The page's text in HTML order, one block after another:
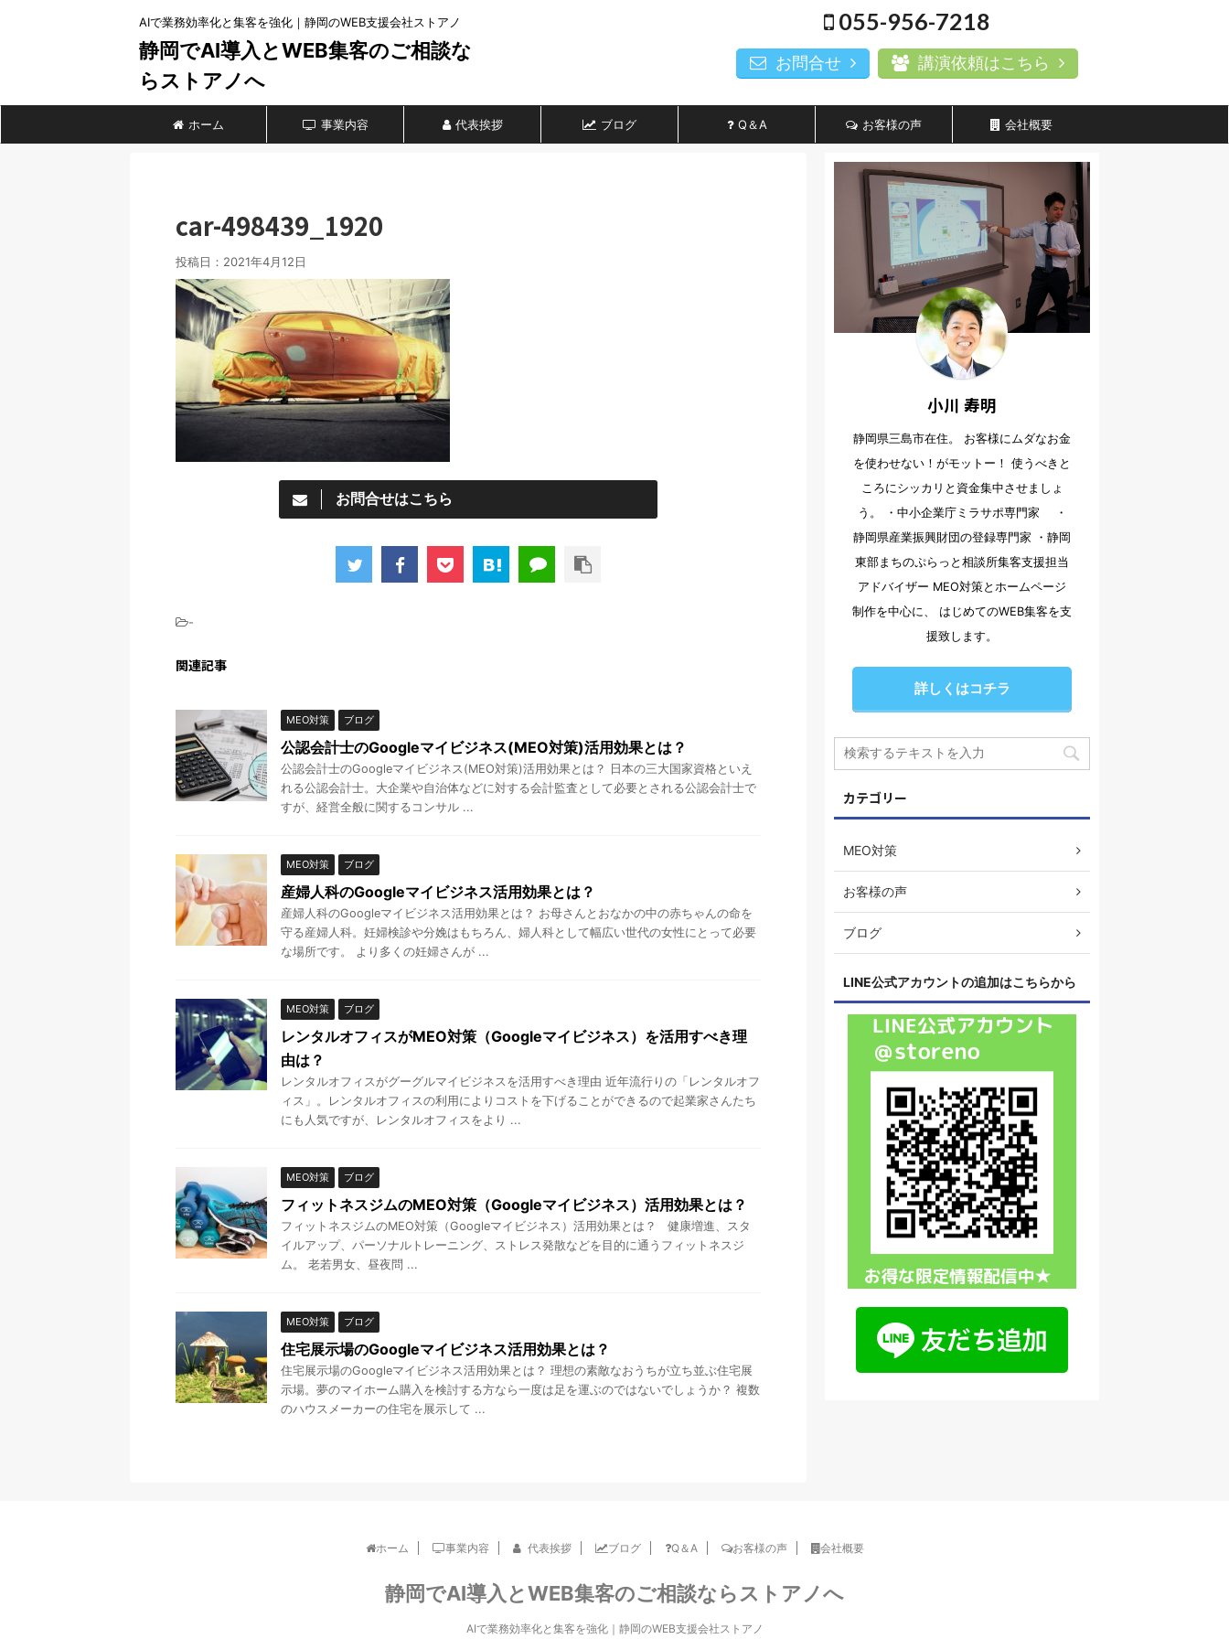
AIで業務効率化と集客を強化｜静岡のWEB支援会社ストアノ
静岡でAI導入とWEB集客のご相談な
らストアノへ
055-956-7218
お問合せ 講演依頼はこちら
ホーム 事業内容 代表挨拶 ブログ Q＆A お客様の声 会社概要
car-498439_1920
投稿日： 2021年4月12日
お問合せはこちら
-
関連記事
MEO対策 ブログ
公認会計士のGoogleマイビジネス(MEO対策)活用効果とは？
公認会計士のGoogleマイビジネス(MEO対策)活用効果とは？ 日本の三大国家資格といえ
れる公認会計士。大企業や自治体などに対する会計監査として必要とされる公認会計士で
すが、経営全般に関するコンサル ...
MEO対策 ブログ
産婦人科のGoogleマイビジネス活用効果とは？
産婦人科のGoogleマイビジネス活用効果とは？ お母さんとおなかの中の赤ちゃんの命を
守る産婦人科。妊婦検診や分娩はもちろん、婦人科として幅広い世代の女性にとって必要
な場所です。 より多くの妊婦さんが ...
MEO対策 ブログ
レンタルオフィスがMEO対策（Googleマイビジネス）を活用すべき理
由は？
レンタルオフィスがグーグルマイビジネスを活用すべき理由 近年流行りの「レンタルオフ
ィス」。レンタルオフィスの利用によりコストを下げることができるので起業家さんたち
にも人気ですが、レンタルオフィスをより ...
MEO対策 ブログ
フィットネスジムのMEO対策（Googleマイビジネス）活用効果とは？
フィットネスジムのMEO対策（Googleマイビジネス）活用効果とは？ 健康増進、スタ
イルアップ、パーソナルトレーニング、ストレス発散などを目的に通うフィットネスジ
ム。 老若男女、昼夜問 ...
MEO対策 ブログ
住宅展示場のGoogleマイビジネス活用効果とは？
住宅展示場のGoogleマイビジネス活用効果とは？ 理想の素敵なおうちが立ち並ぶ住宅展
示場。夢のマイホーム購入を検討する方なら一度は足を運ぶのではないでしょうか？ 複数
のハウスメーカーの住宅を展示して ...
小川 寿明
静岡県三島市在住。 お客様にムダなお金
を使わせない！がモットー！ 使うべきと
ころにシッカリと資金集中させましょ
う。 ・中小企業庁ミラサポ専門家 ・
静岡県産業振興財団の登録専門家 ・静岡
東部まちのぷらっと相談所集客支援担当
アドバイザー MEO対策とホームページ
制作を中心に、 はじめてのWEB集客を支
援致します。
詳しくはコチラ
カテゴリー
MEO対策
お客様の声
ブログ
LINE公式アカウントの追加はこちらから
ホーム 事業内容 代表挨拶 ブログ Q＆A お客様の声 会社概要
静岡でAI導入とWEB集客のご相談ならストアノへ
AIで業務効率化と集客を強化｜静岡のWEB支援会社ストアノ